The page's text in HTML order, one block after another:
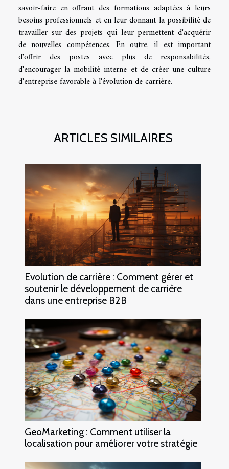
savoir-faire en offrant des formations adaptées à leurs
besoins professionnels et en leur donnant la possibilité de
travailler sur des projets qui leur permettent d'acquérir
de nouvelles compétences. En outre, il est important
d'offrir des postes avec plus de responsabilités,
d'encourager la mobilité interne et de créer une culture
d'entreprise favorable à l'évolution de carrière.
ARTICLES SIMILAIRES
Evolution de carrière : Comment gérer et
soutenir le développement de carrière
dans une entreprise B2B
GeoMarketing : Comment utiliser la
localisation pour améliorer votre stratégie